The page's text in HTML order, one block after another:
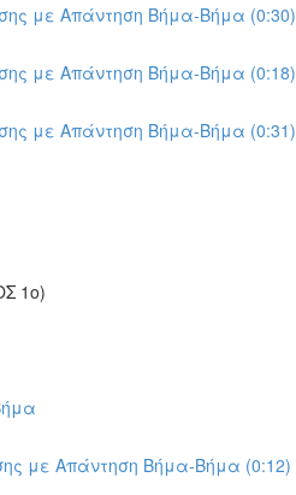
με Απάντηση Βήμα-Βήμα (0:30)
με Απάντηση Βήμα-Βήμα (0:18)
με Απάντηση Βήμα-Βήμα (0:31)
1ο)
με Απάντηση Βήμα-Βήμα (0:12)